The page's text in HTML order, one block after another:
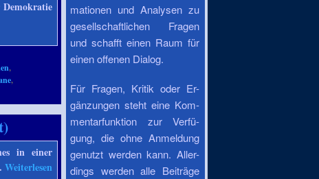
Demokratie
,
,
in einer
Weiterlesen
mationen und Analysen zu
gesellschaftlichen Fragen
und schafft einen Raum für
einen offenen Dialog.
Für Fragen, Kritik oder Er-
gänzungen steht eine Kom-
mentarfunktion zur Verfü-
gung, die ohne Anmeldung
genutzt werden kann. Aller-
dings werden alle Beiträge